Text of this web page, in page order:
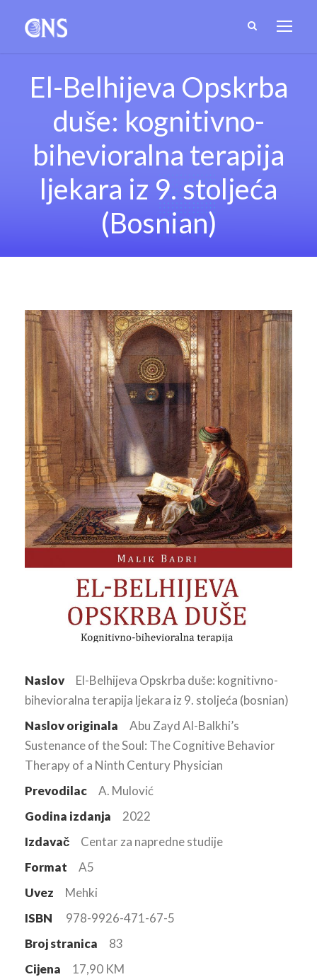
El-Belhijeva Opskrba
duše: kognitivno-
bihevioralna terapija
ljekara iz 9. stoljeća
(Bosnian)
Naslov
El-Belhijeva Opskrba duše: kognitivno-
bihevioralna terapija ljekara iz 9. stoljeća (bosnian)
Naslov originala
Abu Zayd Al-Balkhi’s
Sustenance of the Soul: The Cognitive Behavior
Therapy of a Ninth Century Physician
Prevodilac
A. Mulović
Godina izdanja
2022
Izdavač
Centar za napredne studije
Format
A5
Uvez
Mehki
ISBN
978-9926-471-67-5
Broj stranica
83
Cijena
17,90 KM